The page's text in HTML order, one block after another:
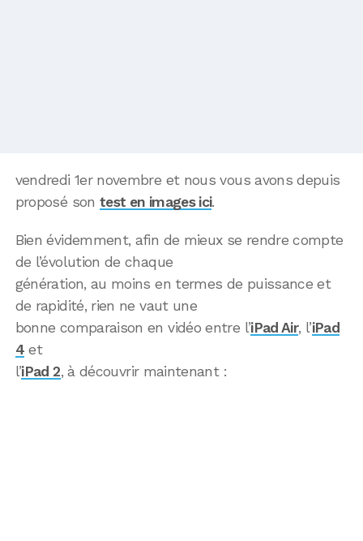
vendredi 1er novembre et nous vous avons depuis
proposé son test en images ici.
Bien évidemment, afin de mieux se rendre compte
de l’évolution de chaque
génération, au moins en termes de puissance et
de rapidité, rien ne vaut une
bonne comparaison en vidéo entre l’iPad Air, l’iPad
4 et
l’iPad 2, à découvrir maintenant :